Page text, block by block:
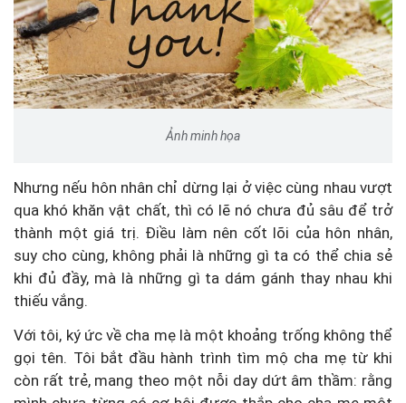
Ảnh minh họa
Nhưng nếu hôn nhân chỉ dừng lại ở việc cùng nhau vượt
qua khó khăn vật chất, thì có lẽ nó chưa đủ sâu để trở
thành một giá trị. Điều làm nên cốt lõi của hôn nhân,
suy cho cùng, không phải là những gì ta có thể chia sẻ
khi đủ đầy, mà là những gì ta dám gánh thay nhau khi
thiếu vắng.
Với tôi, ký ức về cha mẹ là một khoảng trống không thể
gọi tên. Tôi bắt đầu hành trình tìm mộ cha mẹ từ khi
còn rất trẻ, mang theo một nỗi day dứt âm thầm: rằng